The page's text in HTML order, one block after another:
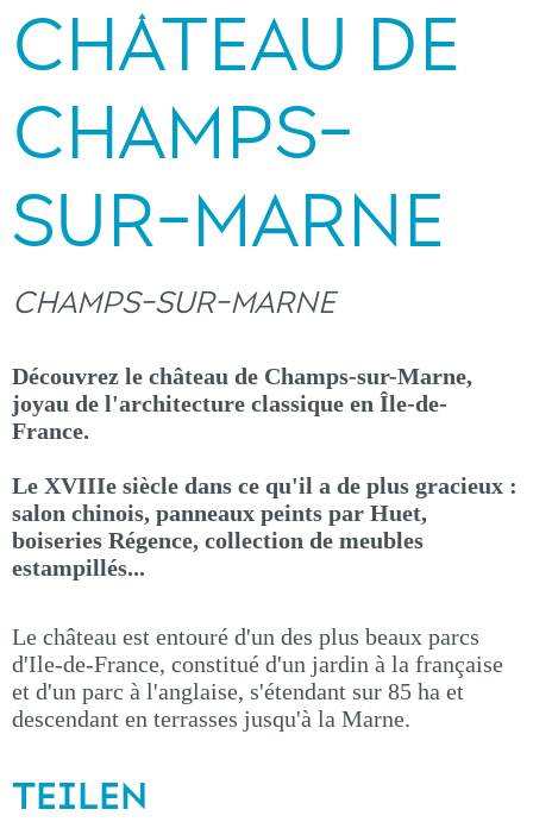
CHÂTEAU DE
CHAMPS-
SUR-MARNE
CHAMPS-SUR-MARNE
Découvrez le château de Champs-sur-Marne,
joyau de l'architecture classique en Île-de-
France.
Le XVIIIe siècle dans ce qu'il a de plus gracieux :
salon chinois, panneaux peints par Huet,
boiseries Régence, collection de meubles
estampillés...
Le château est entouré d'un des plus beaux parcs
d'Ile-de-France, constitué d'un jardin à la française
et d'un parc à l'anglaise, s'étendant sur 85 ha et
descendant en terrasses jusqu'à la Marne.
TEILEN